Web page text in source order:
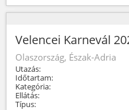
Velencei Karnevál
Olaszország, Észak-Adria
Utazás:
Időtartam:
Kategória:
Ellátás:
Típus: